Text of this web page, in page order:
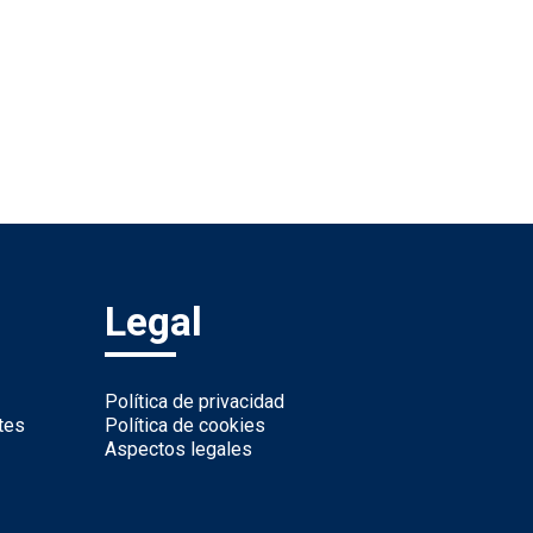
Legal
Política de privacidad
Política de cookies
Aspectos legales